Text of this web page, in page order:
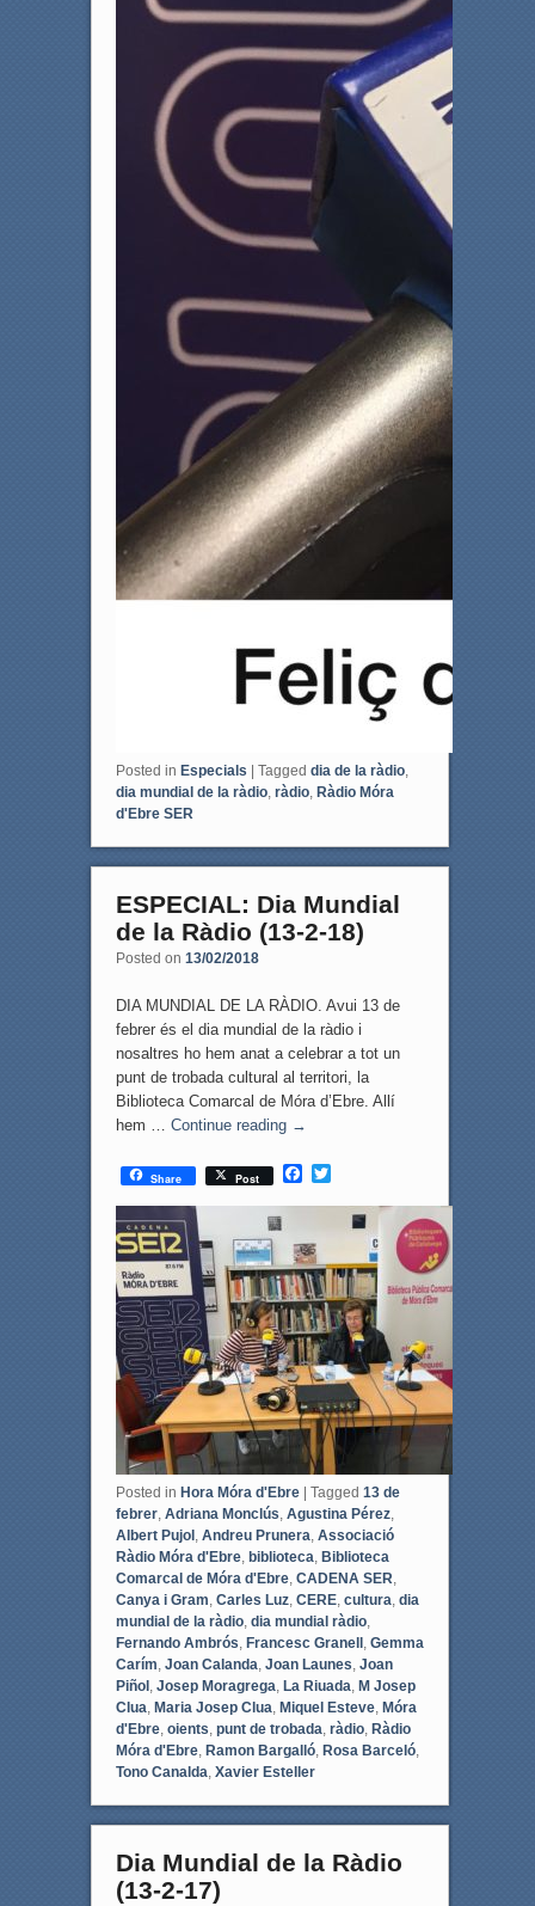
Posted in Especials Tagged dia de la ràdio,
dia mundial de la ràdio, ràdio, Ràdio Móra
d'Ebre SER
ESPECIAL: Dia Mundial
de la Ràdio (13-2-18)
Posted on 13/02/2018
DIA MUNDIAL DE LA RÀDIO. Avui 13 de
febrer és el dia mundial de la ràdio i
nosaltres ho hem anat a celebrar a tot un
punt de trobada cultural al territori, la
Biblioteca Comarcal de Móra d’Ebre. Allí
hem … Continue reading →
Share Post
F
c
b
o
o
k
T
i
e
Posted in Hora Móra d'Ebre Tagged 13 de
febrer, Adriana Monclús, Agustina Pérez,
Albert Pujol , Andreu Prunera, Associació
Ràdio Móra d'Ebre, biblioteca, Biblioteca
Comarcal de Móra d'Ebre, CADENA SER,
Canya i Gram, Carles Luz, CERE, cultura, dia
mundial de la ràdio, dia mundial ràdio,
Fernando Ambrós, Francesc Granell , Gemma
Carím, Joan Calanda, Joan Launes, Joan
Piñol , Josep Moragrega, La Riuada, M Josep
Clua, Maria Josep Clua, Miquel Esteve, Móra
d'Ebre, oients, punt de trobada, ràdio, Ràdio
Móra d'Ebre, Ramon Bargalló, Rosa Barceló,
Tono Canalda, Xavier Esteller
Dia Mundial de la Ràdio
(13-2-17)